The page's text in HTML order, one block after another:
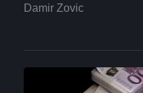
Damir Zovic